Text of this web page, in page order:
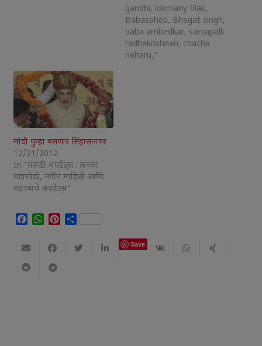
gandhi, lokmany tilak,
Babasaheb, Bhagat singh,
baba ambedkar, sarvapalli
radhakrishnan, chacha
neharu,"
मोदी पुन्हा बसणार सिंहासनावर
12/21/2012
In "मराठी अपडेट्स : ताज्या
घडामोडी, नवीन माहिती आणि
महत्त्वाचे अपडेट्स"
Facebook
WhatsApp
Pinterest
Share
Save